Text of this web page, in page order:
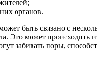
органов.
быть связано с
Это может происходить
забивать поры,